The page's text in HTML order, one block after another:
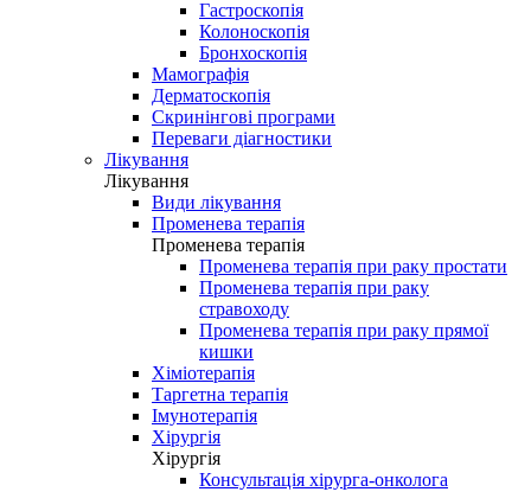
Гастроскопія
Колоноскопія
Бронхоскопія
Мамографія
Дерматоскопія
Скринінгові програми
Переваги діагностики
Лікування
Лікування
Види лікування
Променева терапія
Променева терапія
Променева терапія при раку простати
Променева терапія при раку
стравоходу
Променева терапія при раку прямої
кишки
Хіміотерапія
Таргетна терапія
Імунотерапія
Хірургія
Хірургія
Консультація хірурга-онколога